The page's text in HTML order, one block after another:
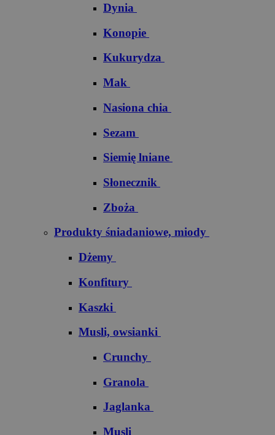
Dynia
Konopie
Kukurydza
Mak
Nasiona chia
Sezam
Siemię lniane
Słonecznik
Zboża
Produkty śniadaniowe, miody
Dżemy
Konfitury
Kaszki
Musli, owsianki
Crunchy
Granola
Jaglanka
Musli